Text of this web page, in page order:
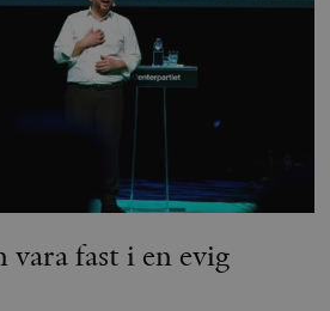
fast i en evig